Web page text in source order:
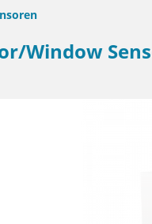
Window